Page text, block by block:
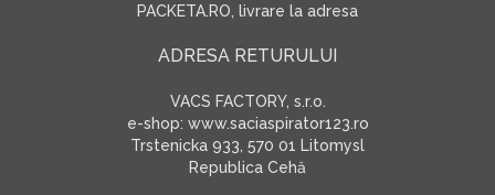
PACKETA.RO, livrare la adresa
ADRESA RETURULUI
VACS FACTORY, s.r.o.
e-shop: www.saciaspirator123.ro
Trstenicka 933, 570 01 Litomysl
Republica Cehă